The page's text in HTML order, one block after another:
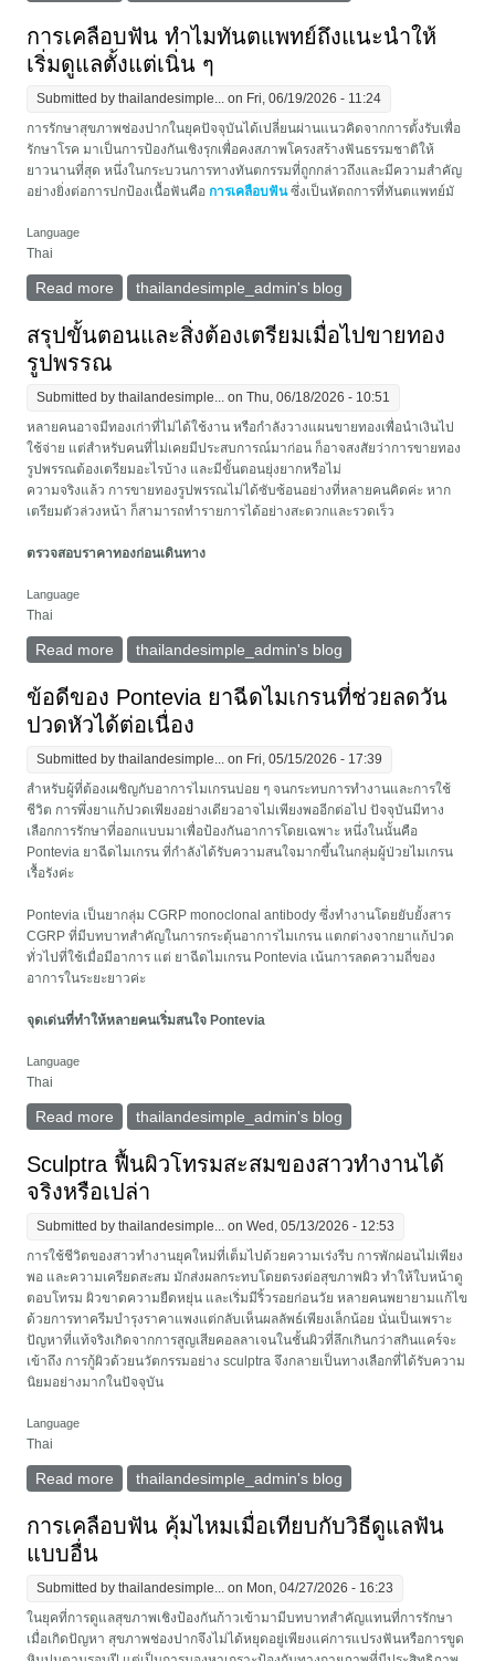
การเคลือบฟัน ทำไมทันตแพทย์ถึงแนะนำให้
เริ่มดูแลตั้งแต่เนิ่น ๆ
Submitted bythailandesimple... on Fri, 06/19/2026 - 11:24
การรักษาสุขภาพช่องปากในยุคปัจจุบันได้เปลี่ยนผ่านแนวคิดจากการตั้งรับเพื่อ
รักษาโรค มาเป็นการป้องกันเชิงรุกเพื่อคงสภาพโครงสร้างฟันธรรมชาติให้
ยาวนานที่สุด หนึ่งในกระบวนการทางทันตกรรมที่ถูกกล่าวถึงและมีความสำคัญ
อย่างยิ่งต่อการปกป้องเนื้อฟันคือการเคลือบฟันซึ่งเป็นหัตถการที่ทันตแพทย์มั
Language
Thai
Read more about การเคลือบฟัน ทำไมทันตแพทย์ถึงแนะนำให้เริ่ม
thailandesimple_admin's blog
สรุปขั้นตอนและสิ่งต้องเตรียมเมื่อไปขายทอง
รูปพรรณ
Submitted bythailandesimple... on Thu, 06/18/2026 - 10:51
หลายคนอาจมีทองเก่าที่ไม่ได้ใช้งาน หรือกำลังวางแผนขายทองเพื่อนำเงินไป
ใช้จ่าย แต่สำหรับคนที่ไม่เคยมีประสบการณ์มาก่อน ก็อาจสงสัยว่าการขายทอง
รูปพรรณต้องเตรียมอะไรบ้าง และมีขั้นตอนยุ่งยากหรือไม่
ความจริงแล้ว การขายทองรูปพรรณไม่ได้ซับซ้อนอย่างที่หลายคนคิดค่ะ หาก
เตรียมตัวล่วงหน้า ก็สามารถทำรายการได้อย่างสะดวกและรวดเร็ว
ตรวจสอบราคาทองก่อนเดินทาง
Language
Thai
Read more about สรุปขั้นตอนและสิ่งต้องเตรียมเมื่อไปขายทองรูป
thailandesimple_admin's blog
ข้อดีของ Pontevia ยาฉีดไมเกรนที่ช่วยลดวัน
ปวดหัวได้ต่อเนื่อง
Submitted bythailandesimple... on Fri, 05/15/2026 - 17:39
สำหรับผู้ที่ต้องเผชิญกับอาการไมเกรนบ่อย ๆ จนกระทบการทำงานและการใช้
ชีวิต การพึ่งยาแก้ปวดเพียงอย่างเดียวอาจไม่เพียงพออีกต่อไป ปัจจุบันมีทาง
เลือกการรักษาที่ออกแบบมาเพื่อป้องกันอาการโดยเฉพาะ หนึ่งในนั้นคือ
Pontevia ยาฉีดไมเกรน ที่กำลังได้รับความสนใจมากขึ้นในกลุ่มผู้ป่วยไมเกรน
เรื้อรังค่ะ
Pontevia เป็นยากลุ่ม CGRP monoclonal antibody ซึ่งทำงานโดยยับยั้งสาร
CGRP ที่มีบทบาทสำคัญในการกระตุ้นอาการไมเกรน แตกต่างจากยาแก้ปวด
ทั่วไปที่ใช้เมื่อมีอาการ แต่ ยาฉีดไมเกรน Pontevia เน้นการลดความถี่ของ
อาการในระยะยาวค่ะ
จุดเด่นที่ทำให้หลายคนเริ่มสนใจ Pontevia
Language
Thai
Read more about ข้อดีของ Pontevia ยาฉีดไมเกรนที่ช่วยลดวันปวด
thailandesimple_admin's blog
Sculptra ฟื้นผิวโทรมสะสมของสาวทำงานได้
จริงหรือเปล่า
Submitted bythailandesimple... on Wed, 05/13/2026 - 12:53
การใช้ชีวิตของสาวทำงานยุคใหม่ที่เต็มไปด้วยความเร่งรีบ การพักผ่อนไม่เพียง
พอ และความเครียดสะสม มักส่งผลกระทบโดยตรงต่อสุขภาพผิว ทำให้ใบหน้าดู
ตอบโทรม ผิวขาดความยืดหยุ่น และเริ่มมีริ้วรอยก่อนวัย หลายคนพยายามแก้ไข
ด้วยการทาครีมบำรุงราคาแพงแต่กลับเห็นผลลัพธ์เพียงเล็กน้อย นั่นเป็นเพราะ
ปัญหาที่แท้จริงเกิดจากการสูญเสียคอลลาเจนในชั้นผิวที่ลึกเกินกว่าสกินแคร์จะ
เข้าถึง การกู้ผิวด้วยนวัตกรรมอย่าง sculptra จึงกลายเป็นทางเลือกที่ได้รับความ
นิยมอย่างมากในปัจจุบัน
Language
Thai
Read more about Sculptra ฟื้นผิวโทรมสะสมของสาวทำงานได้จริง
thailandesimple_admin's blog
การเคลือบฟัน คุ้มไหมเมื่อเทียบกับวิธีดูแลฟัน
แบบอื่น
Submitted bythailandesimple... on Mon, 04/27/2026 - 16:23
ในยุคที่การดูแลสุขภาพเชิงป้องกันก้าวเข้ามามีบทบาทสำคัญแทนที่การรักษา
เมื่อเกิดปัญหา สุขภาพช่องปากจึงไม่ได้หยุดอยู่เพียงแค่การแปรงฟันหรือการขูด